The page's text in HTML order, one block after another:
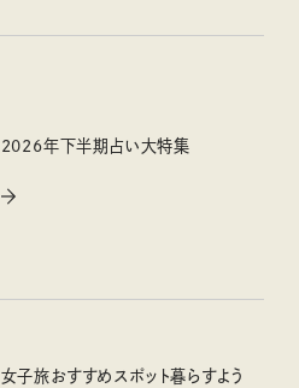
2026年下半期占い大特集
女子旅おすすめスポット暮らすよう